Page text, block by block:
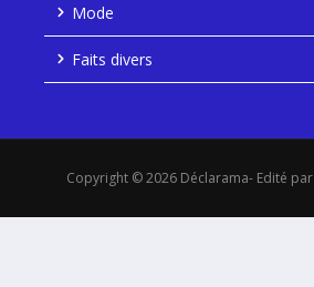
Mode
Faits divers
Copyright © 2026 Déclarama- Edité par